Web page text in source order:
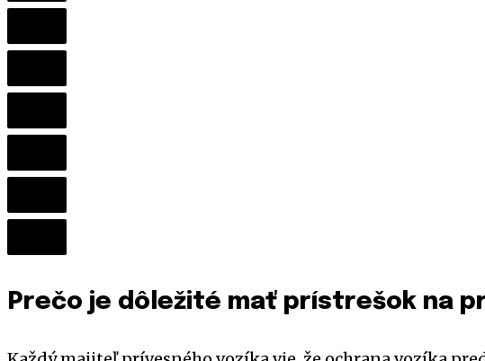
Prečo je dôležité mať prístrešok na